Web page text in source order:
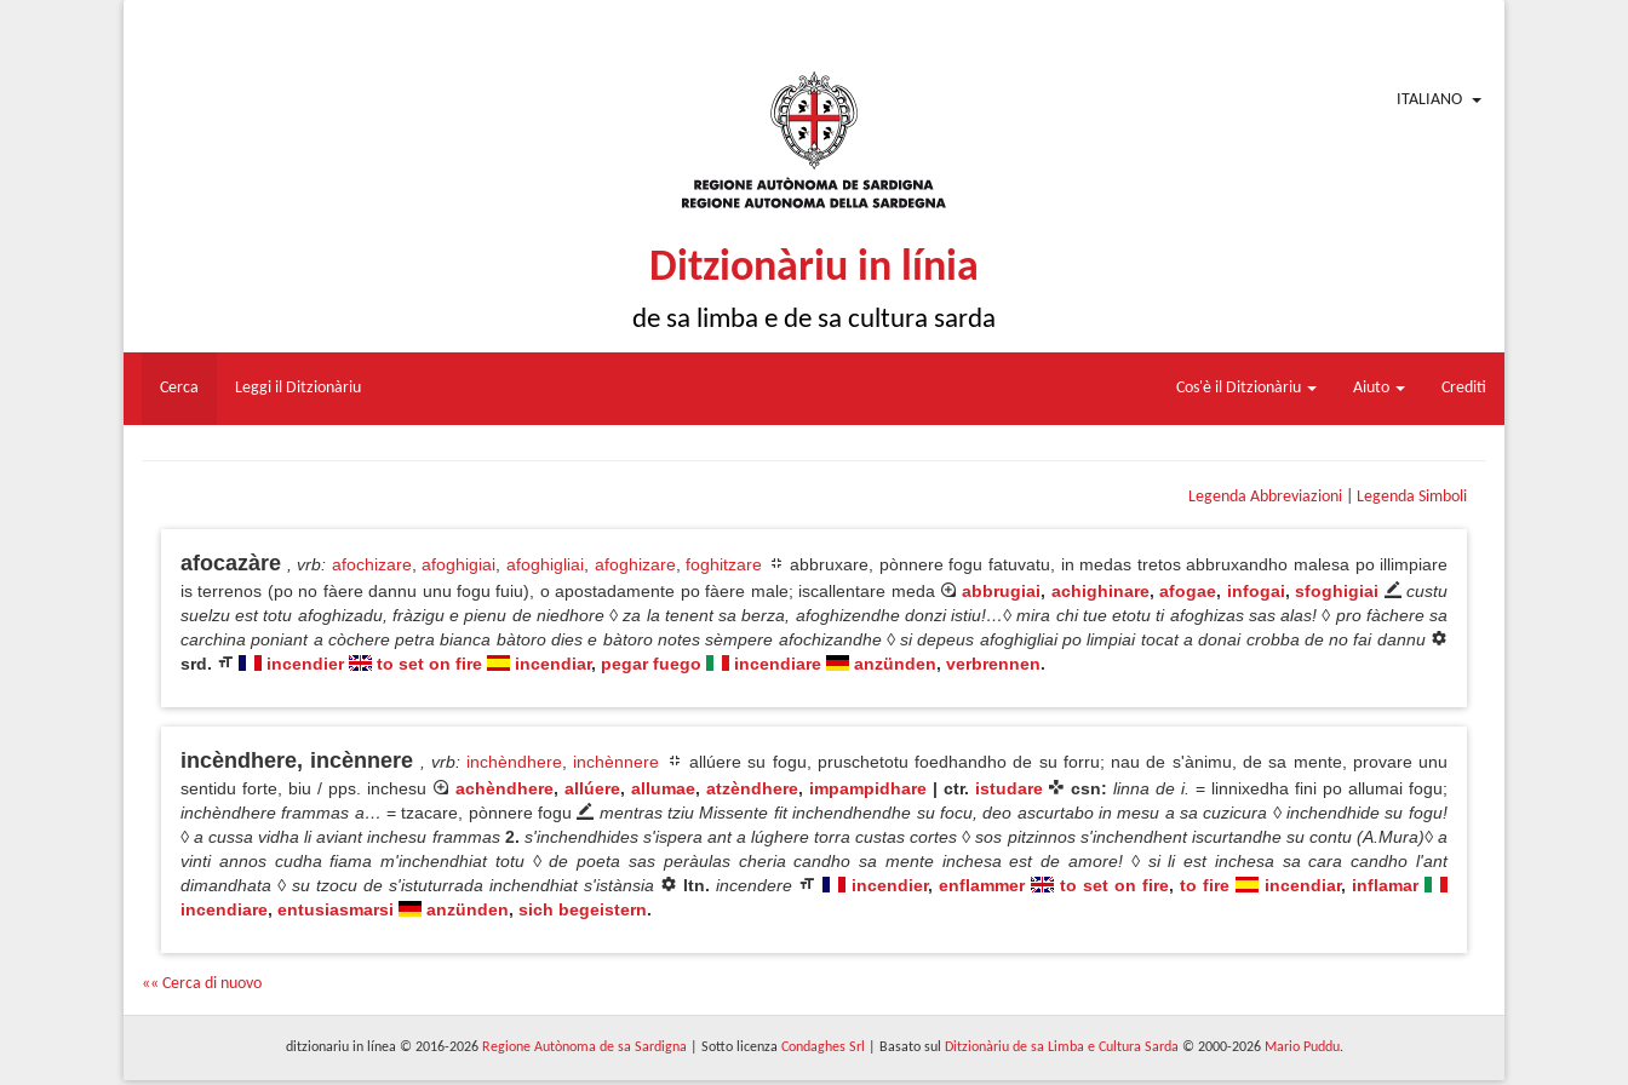
ITALIANO
Ditzionàriu in línia
de sa limba e de sa cultura sarda
Cerca Leggi il Ditzionàriu Cos'è il Ditzionàriu Aiuto Crediti
Legenda Abbreviazioni Legenda Simboli
afocazàre , vrb: afochizare,afoghigiai afoghigliai, afoghizare,foghitzare
abbruxare, pònnere fogu fatuvatu, in medas tretos abbruxandho malesa po illimpiare
is terrenos (po no fàere dannu unu fogu fuiu), o apostadamente po fàere male; iscallentare meda
abbrugiai, achighinare,afogae, infogai,sfoghigiai
custu
suelzu est totu afoghizadu, fràzigu e pienu de niedhore ◊ za la tenent sa berza, afoghizendhe donzi istiu!…◊ mira chi tue etotu ti afoghizas sas alas! ◊ pro fàchere sa
carchina poniant a còchere petra bianca bàtoro dies e bàtoro notes sèmpere afochizandhe ◊ si depeus afoghigliai po limpiai tocat a donai crobba de no fai dannu
srd.
incendier to set on fire incendiar, pegar fuego incendiare anzünden, verbrennen.
incèndhere, incènnere , vrb: inchèndhere inchènnere
allúere su fogu, pruschetotu foedhandho de su forru; nau de s'ànimu, de sa mente, provare unu
sentidu forte, biu / pps. inchesu
achèndhere, allúere, allumae, atzèndhere, impampidhare | ctr. istudare csn: linna de i.= linnixedha fini po allumai fogu;
inchèndhere frammas a…= tzacare, pònnere fogu
mentras tziu Missente fit inchendhendhe su focu, deo ascurtabo in mesu a sa cuzicura ◊ inchendhide su fogu!
◊ a cussa vidha li aviant inchesu frammas 2. s'inchendhides s'ispera ant a lúghere torra custas cortes ◊ sos pitzinnos s'inchendhent iscurtandhe su contu (A.Mura)◊ a
vinti annos cudha fiama m'inchendhiat totu ◊ de poeta sas peràulas cheria candho sa mente inchesa est de amore! ◊ si li est inchesa sa cara candho l'ant
dimandhata ◊ su tzocu de s'istuturrada inchendhiat s'istànsia
ltn.incendere incendier, enflammer to set on fire, to fire incendiar, inflamar
incendiare, entusiasmarsi anzünden, sich begeistern.
«« Cerca di nuovo
ditzionariu in línea © 2016-2026 Regione Autònoma de sa Sardigna | Sotto licenza Condaghes Srl | Basato sul Ditzionàriu de sa Limba e Cultura Sarda © 2000-2026 Mario Puddu.